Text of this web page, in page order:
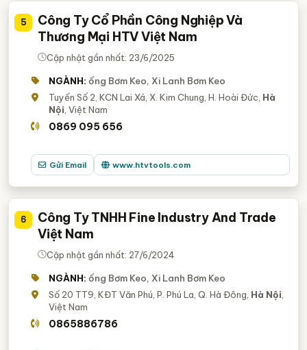
5
Công Ty Cổ Phần Công Nghiệp Và
Thương Mại HTV Việt Nam
Cập nhật gần nhất: 23/6/2025
NGÀNH: ống Bơm Keo, Xi Lanh Bơm Keo
Tuyến Số 2, KCN Lai Xá, X. Kim Chung, H. Hoài Đức, Hà
Nội , Việt Nam
0869 095 656
Gửi Email www.htvtools.com
6
Công Ty TNHH Fine Industry And Trade
Việt Nam
Cập nhật gần nhất: 27/6/2024
NGÀNH: ống Bơm Keo, Xi Lanh Bơm Keo
Số 20 TT9, KĐT Văn Phú, P. Phú La, Q. Hà Đông, Hà Nội
Việt Nam
0865886786